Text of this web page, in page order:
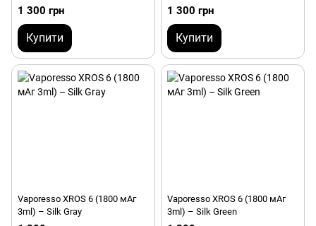
1 300 грн
Купити
1 300 грн
Купити
Vaporesso XROS 6 (1800 мАг
3ml) – Silk Gray
Vaporesso XROS 6 (1800 мАг
3ml) – Silk Green